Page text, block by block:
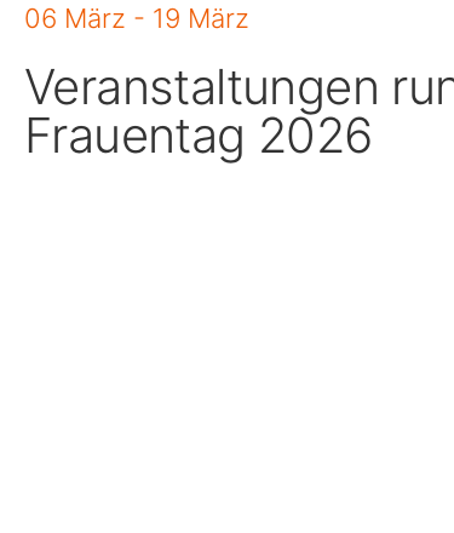
06 März - 19 März
Veranstaltungen
Frauentag 2026